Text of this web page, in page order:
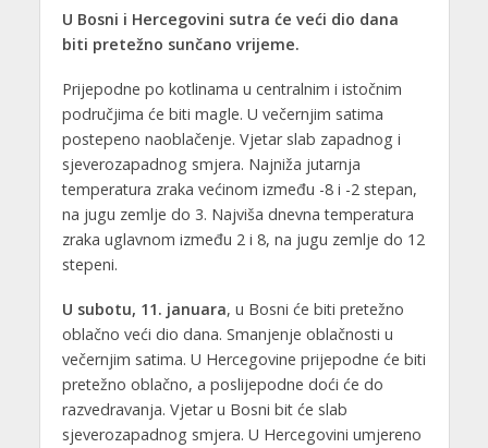
U Bosni i Hercegovini sutra će veći dio dana
biti pretežno sunčano vrijeme.
Prijepodne po kotlinama u centralnim i istočnim
područjima će biti magle. U večernjim satima
postepeno naoblačenje. Vjetar slab zapadnog i
sjeverozapadnog smjera. Najniža jutarnja
temperatura zraka većinom između -8 i -2 stepan,
na jugu zemlje do 3. Najviša dnevna temperatura
zraka uglavnom između 2 i 8, na jugu zemlje do 12
stepeni.
U subotu, 11. januara, u Bosni će biti pretežno
oblačno veći dio dana. Smanjenje oblačnosti u
večernjim satima. U Hercegovine prijepodne će biti
pretežno oblačno, a poslijepodne doći će do
razvedravanja. Vjetar u Bosni bit će slab
sjeverozapadnog smjera. U Hercegovini umjereno